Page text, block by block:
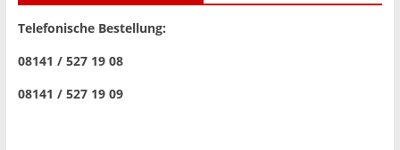
Telefonische Bestellung:
08141 / 527 19 08
08141 / 527 19 09